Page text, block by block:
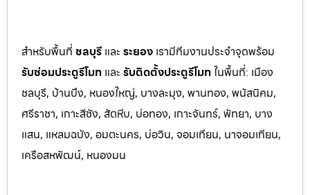
สำหรับพื้นที่ ชลบุรี และ ระยอง เรามีทีมงานประจำจุดพร้อม
รับซ่อมประตูรีโมท และ รับติดตั้งประตูรีโมทในพื้นที่: เมือง
ชลบุรี, บ้านบึง, หนองใหญ่, บางละมุง, พานทอง, พนัสนิคม,
ศรีราชา, เกาะสีชัง, สัตหีบ, บ่อทอง, เกาะจันทร์, พัทยา, บาง
แสน, แหลมฉบัง, อมตะนคร, บ่อวิน, จอมเทียน, นาจอมเทียน,
เครือสหพัฒน์, หนองมน